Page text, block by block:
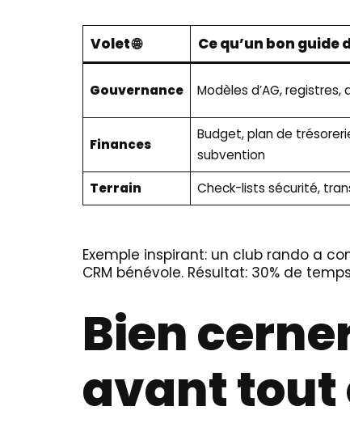
Volet 🌐 Ce qu’un bon guide
Gouvernance Modèles d’AG, registres,
Finances
Budget, plan de
subvention
Terrain Check-lists sécurité,
Exemple inspirant: un club rando a
CRM bénévole. Résultat: 30% de
Bien
avant tout